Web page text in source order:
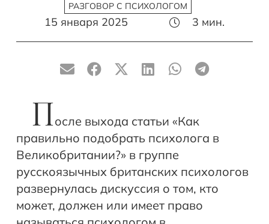
РАЗГОВОР С ПСИХОЛОГОМ
15 января 2025 3 мин.
После выхода статьи «Как
правильно подобрать психолога в
Великобритании?» в группе
русскоязычных британских психологов
развернулась дискуссия о том, кто
может, должен или имеет право